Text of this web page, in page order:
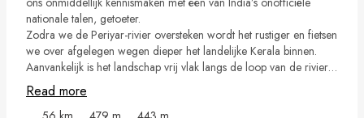
nationale talen, getoeter.
Zodra we de Periyar-rivier oversteken wordt het rustiger en fietsen
we over afgelegen wegen dieper het landelijke Kerala binnen.
Aanvankelijk is het landschap vrij vlak langs de loop van de rivier.
Na ongeveer 30 km komen we bij de uitlopers van de Westelijke
Ghats, waar het terrein wat glooiender wordt. Onderweg krijgen
Read more